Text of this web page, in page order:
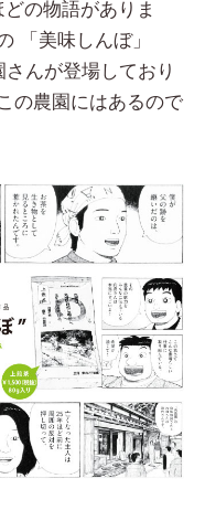
の物語がありま
「美味しんぼ」
さんが登場しており
の農園にはあるので